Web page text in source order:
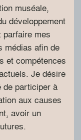
muséale,
développement
parfaire mes
médias afin de
et compétences
Je désire
de participer à
aux causes
avoir un